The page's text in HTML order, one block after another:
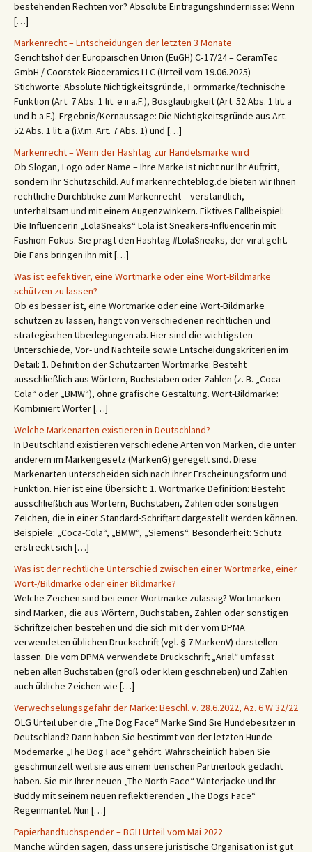
bestehenden Rechten vor? Absolute Eintragungshindernisse: Wenn
[…]
Markenrecht – Entscheidungen der letzten 3 Monate
Gerichtshof der Europäischen Union (EuGH) C‑17/24 – CeramTec
GmbH / Coorstek Bioceramics LLC (Urteil vom 19.06.2025)
Stichworte: Absolute Nichtigkeitsgründe, Formmarke/technische
Funktion (Art. 7 Abs. 1 lit. e ii a.F.), Bösgläubigkeit (Art. 52 Abs. 1 lit. a
und b a.F.). Ergebnis/Kernaussage: Die Nichtigkeitsgründe aus Art.
52 Abs. 1 lit. a (i.V.m. Art. 7 Abs. 1) und […]
Markenrecht – Wenn der Hashtag zur Handelsmarke wird
Ob Slogan, Logo oder Name – Ihre Marke ist nicht nur Ihr Auftritt,
sondern Ihr Schutzschild. Auf markenrechteblog.de bieten wir Ihnen
rechtliche Durchblicke zum Markenrecht – verständlich,
unterhaltsam und mit einem Augenzwinkern. Fiktives Fallbeispiel:
Die Influencerin „LolaSneaks“ Lola ist Sneakers-Influencerin mit
Fashion-Fokus. Sie prägt den Hashtag #LolaSneaks, der viral geht.
Die Fans bringen ihn mit […]
Was ist eefektiver, eine Wortmarke oder eine Wort-Bildmarke
schützen zu lassen?
Ob es besser ist, eine Wortmarke oder eine Wort-Bildmarke
schützen zu lassen, hängt von verschiedenen rechtlichen und
strategischen Überlegungen ab. Hier sind die wichtigsten
Unterschiede, Vor- und Nachteile sowie Entscheidungskriterien im
Detail: 1. Definition der Schutzarten Wortmarke: Besteht
ausschließlich aus Wörtern, Buchstaben oder Zahlen (z. B. „Coca-
Cola“ oder „BMW“), ohne grafische Gestaltung. Wort-Bildmarke:
Kombiniert Wörter […]
Welche Markenarten existieren in Deutschland?
In Deutschland existieren verschiedene Arten von Marken, die unter
anderem im Markengesetz (MarkenG) geregelt sind. Diese
Markenarten unterscheiden sich nach ihrer Erscheinungsform und
Funktion. Hier ist eine Übersicht: 1. Wortmarke Definition: Besteht
ausschließlich aus Wörtern, Buchstaben, Zahlen oder sonstigen
Zeichen, die in einer Standard-Schriftart dargestellt werden können.
Beispiele: „Coca-Cola“, „BMW“, „Siemens“. Besonderheit: Schutz
erstreckt sich […]
Was ist der rechtliche Unterschied zwischen einer Wortmarke, einer
Wort-/Bildmarke oder einer Bildmarke?
Welche Zeichen sind bei einer Wortmarke zulässig? Wortmarken
sind Marken, die aus Wörtern, Buchstaben, Zahlen oder sonstigen
Schriftzeichen bestehen und die sich mit der vom DPMA
verwendeten üblichen Druckschrift (vgl. § 7 MarkenV) darstellen
lassen. Die vom DPMA verwendete Druckschrift „Arial“ umfasst
neben allen Buchstaben (groß oder klein geschrieben) und Zahlen
auch übliche Zeichen wie […]
Verwechselungsgefahr der Marke: Beschl. v. 28.6.2022, Az. 6 W 32/22
OLG Urteil über die „The Dog Face“ Marke Sind Sie Hundebesitzer in
Deutschland? Dann haben Sie bestimmt von der letzten Hunde-
Modemarke „The Dog Face“ gehört. Wahrscheinlich haben Sie
geschmunzelt weil sie aus einem tierischen Partnerlook gedacht
haben. Sie mir Ihrer neuen „The North Face“ Winterjacke und Ihr
Buddy mit seinem neuen reflektierenden „The Dogs Face“
Regenmantel. Nun […]
Papierhandtuchspender – BGH Urteil vom Mai 2022
Manche würden sagen, dass unsere juristische Organisation ist gut